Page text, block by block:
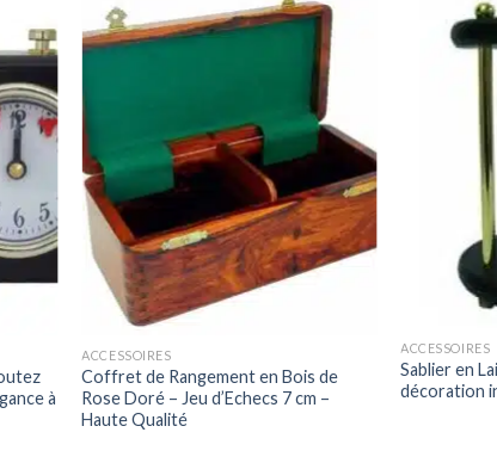
à
ACCESSOIRES
Coffret de Rangement en Bois de
Rose Doré – Jeu d’Echecs 7 cm –
Haute Qualité
ACCESSOIRES
Sablier en
décoration